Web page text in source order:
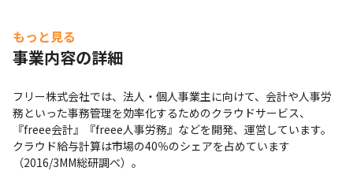
もっと見る
事業内容の詳細
フリー株式会社では、法人・個人事業主に向けて、会計や人事労
務といった事務管理を効率化するためのクラウドサービス、
『freee会計』『freee人事労務』などを開発、運営しています。
クラウド給与計算は市場の40％のシェアを占めています
（2016/3MM総研調べ）。